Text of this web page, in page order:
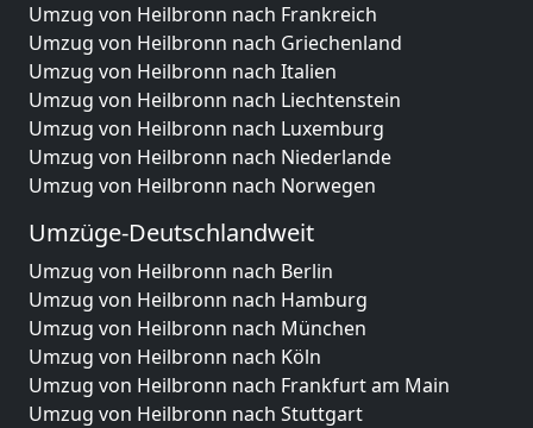
Umzug von Heilbronn nach Frankreich
Umzug von Heilbronn nach Griechenland
Umzug von Heilbronn nach Italien
Umzug von Heilbronn nach Liechtenstein
Umzug von Heilbronn nach Luxemburg
Umzug von Heilbronn nach Niederlande
Umzug von Heilbronn nach Norwegen
Umzüge-Deutschlandweit
Umzug von Heilbronn nach Berlin
Umzug von Heilbronn nach Hamburg
Umzug von Heilbronn nach München
Umzug von Heilbronn nach Köln
Umzug von Heilbronn nach Frankfurt am Main
Umzug von Heilbronn nach Stuttgart